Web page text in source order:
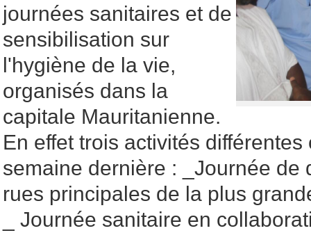
journées sanitaires et de
sensibilisation sur
l'hygiène de la vie,
organisés dans la
capitale Mauritanienne.
En effet trois activités
semaine dernière : _Journée de
rues principales de la plus
_ Journée sanitaire en